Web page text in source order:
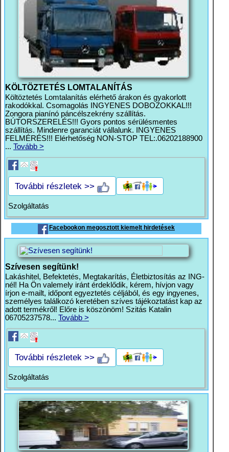
KÖLTÖZTETÉS LOMTALANÍTÁS
Költöztetés Lomtalanítás elérhető árakon és gyakorlott
rakodókkal. Csomagolás INGYENES DOBOZOKKAL!!!
Zongora pianínó páncélszekrény szállítás.
BÚTORSZERELÉS!!! Gyors pontos sérülésmentes
szállítás. Mindenre garanciát vállalunk. INGYENES
FELMÉRÉS!!! Elérhetőség NON-STOP TEL:.06202188900
... Tovább >
További részletek >>
Szolgáltatás
Facebookon megosztott kiemelt hirdetések
Szívesen segítünk!
Lakáshitel, Befektetés, Megtakarítás, Életbiztosítás az ING-
nél! Ha Ön valemely iránt érdeklődik, kérem, hívjon vagy
írjon e-mailt, időpont egyeztetés céljából, és egy ingyenes,
személyes találkozó keretében szíves tájékoztatást kap az
adott termékről! Előre is köszönöm! Szitás Katalin
06705237578... Tovább >
További részletek >>
Szolgáltatás